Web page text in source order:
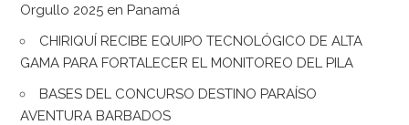
Orgullo 2025 en Panamá
CHIRIQUÍ RECIBE EQUIPO TECNOLÓGICO DE ALTA
GAMA PARA FORTALECER EL MONITOREO DEL PILA
BASES DEL CONCURSO DESTINO PARAÍSO
AVENTURA BARBADOS